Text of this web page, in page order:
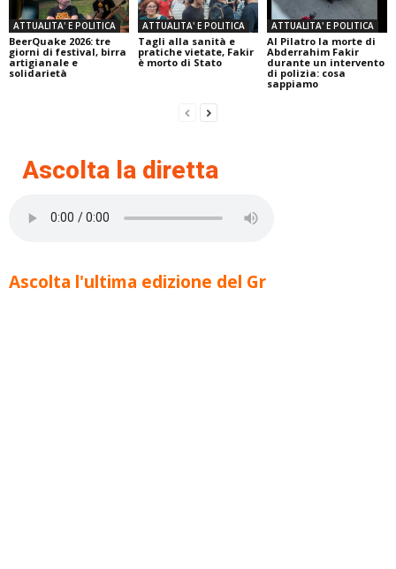
ATTUALITA' E POLITICA
BeerQuake 2026: tre
giorni di festival, birra
artigianale e
solidarietà
ATTUALITA' E POLITICA
Tagli alla sanità e
pratiche vietate, Fakir
è morto di Stato
ATTUALITA' E POLITICA
Al Pilatro la morte di
Abderrahim Fakir
durante un intervento
di polizia: cosa
sappiamo
Ascolta la diretta
Ascolta l'ultima edizione del Gr